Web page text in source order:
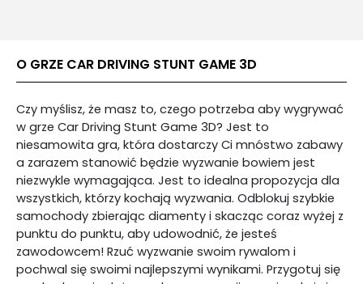
O GRZE CAR DRIVING STUNT GAME 3D
Czy myślisz, że masz to, czego potrzeba aby wygrywać
w grze Car Driving Stunt Game 3D? Jest to
niesamowita gra, która dostarczy Ci mnóstwo zabawy
a zarazem stanowić będzie wyzwanie bowiem jest
niezwykle wymagająca. Jest to idealna propozycja dla
wszystkich, którzy kochają wyzwania. Odblokuj szybkie
samochody zbierając diamenty i skacząc coraz wyżej z
punktu do punktu, aby udowodnić, że jesteś
zawodowcem! Rzuć wyzwanie swoim rywalom i
pochwal się swoimi najlepszymi wynikami. Przygotuj się